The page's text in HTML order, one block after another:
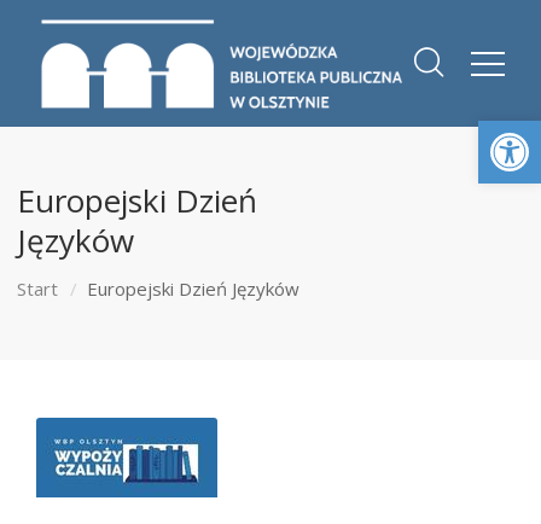
Europejski Dzień
Języków
Start Europejski Dzień Języków